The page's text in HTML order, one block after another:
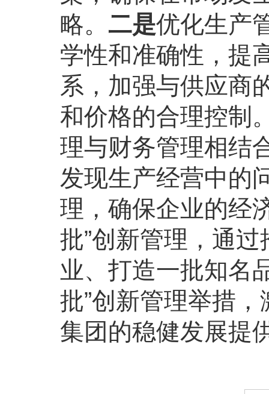
略。 二是优化生产
学性和准确性，提
系，加强与供应商
和价格的合理控制
理与财务管理相结
发现生产经营中的
理，确保企业的经
批”创新管理，通
业、打造一批知名
批”创新管理举措
集团的稳健发展提